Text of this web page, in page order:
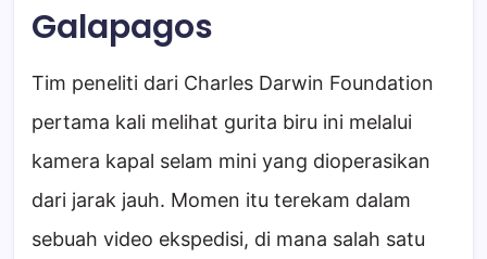
Galapagos
Tim peneliti dari Charles Darwin Foundation
pertama kali melihat gurita biru ini melalui
kamera kapal selam mini yang dioperasikan
dari jarak jauh. Momen itu terekam dalam
sebuah video ekspedisi, di mana salah satu